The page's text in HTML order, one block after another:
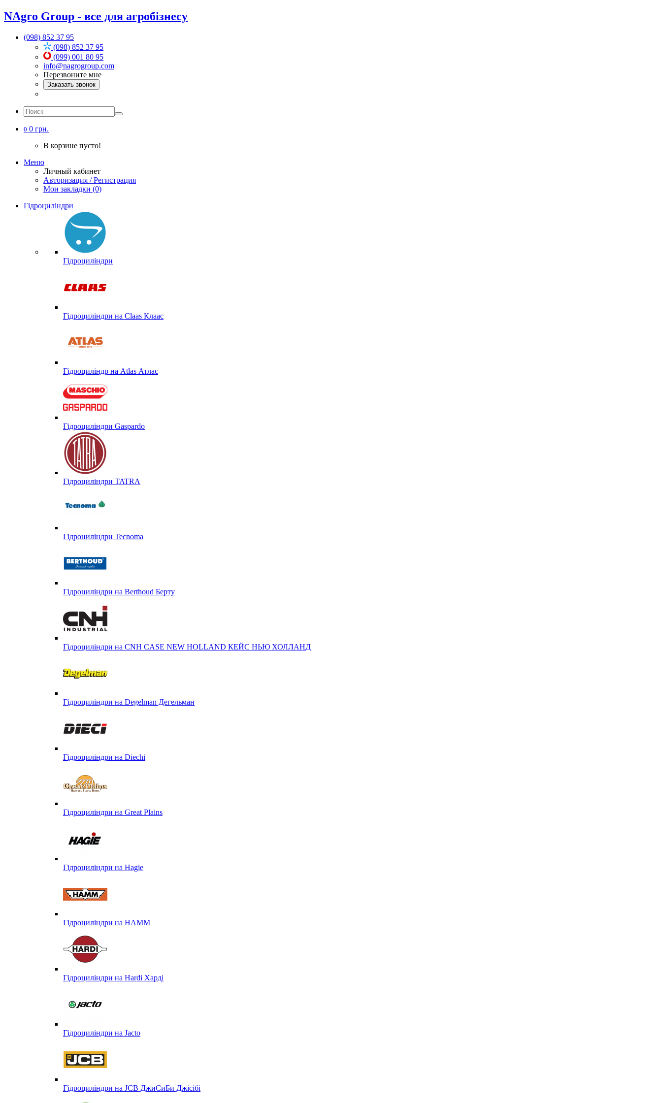
NAgro Group - все для агробізнесу
(098) 852 37 95
(098) 852 37 95
(099) 001 80 95
info@nagrogroup.com
Перезвоните мне
Заказать звонок
0 0 грн.
В корзине пусто!
Меню
Личный кабинет
Авторизация / Регистрация
Мои закладки (0)
Гідроциліндри
Гідроциліндри
Гідроциліндри на Claas Клаас
Гідроциліндр на Atlas Атлас
Гідроциліндри Gaspardo
Гідроциліндри TATRA
Гідроциліндри Tecnoma
Гідроциліндри на Berthoud Берту
Гідроциліндри на CNH CASE NEW HOLLAND КЕЙС НЬЮ ХОЛЛАНД
Гідроциліндри на Degelman Дегельман
Гідроциліндри на Diechi
Гідроциліндри на Great Plains
Гідроциліндри на Hagie
Гідроциліндри на HAMM
Гідроциліндри на Hardi Харді
Гідроциліндри на Jacto
Гідроциліндри на JCB ДжиСиБи Джісібі